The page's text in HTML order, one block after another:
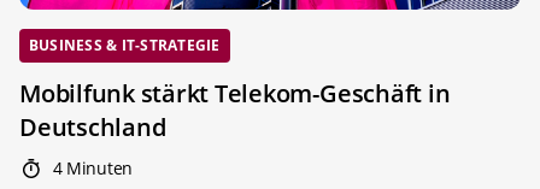
BUSINESS & IT-STRATEGIE
Mobilfunk stärkt Telekom-Geschäft in
Deutschland
4 Minuten